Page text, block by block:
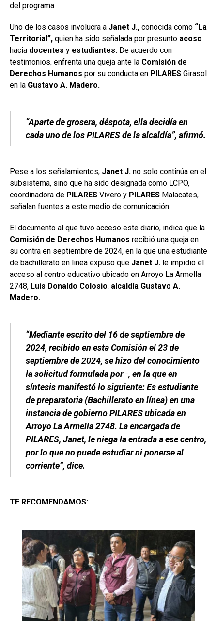
del programa.
Uno de los casos involucra a Janet J., conocida como “La
Territorial”, quien ha sido señalada por presunto acoso
hacia docentes y estudiantes. De acuerdo con
testimonios, enfrenta una queja ante la Comisión de
Derechos Humanos por su conducta en PILARES Girasol
en la Gustavo A. Madero.
“Aparte de grosera, déspota, ella decidía en
cada uno de los PILARES de la alcaldía”, afirmó.
Pese a los señalamientos, Janet J. no solo continúa en el
subsistema, sino que ha sido designada como LCPO,
coordinadora de PILARES Vivero y PILARES Malacates,
señalan fuentes a este medio de comunicación.
El documento al que tuvo acceso este diario, indica que la
Comisión de Derechos Humanos recibió una queja en
su contra en septiembre de 2024, en la que una estudiante
de bachillerato en línea expuso que Janet J. le impidió el
acceso al centro educativo ubicado en Arroyo La Armella
2748, Luis Donaldo Colosio, alcaldía Gustavo A.
Madero.
“Mediante escrito del 16 de septiembre de
2024, recibido en esta Comisión el 23 de
septiembre de 2024, se hizo del conocimiento
la solicitud formulada por -, en la que en
síntesis manifestó lo siguiente: Es estudiante
de preparatoria (Bachillerato en línea) en una
instancia de gobierno PILARES ubicada en
Arroyo La Armella 2748. La encargada de
PILARES, Janet, le niega la entrada a ese centro,
por lo que no puede estudiar ni ponerse al
corriente”, dice.
TE RECOMENDAMOS: